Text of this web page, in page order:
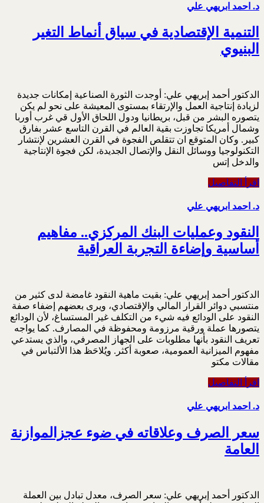
د. احمد ابريهي علي
التنمية الإقتصادية في سياق أنماط التغير
البنيوي
الدكتور أحمد إبريهي علي: أوجدت الثورة الصناعية إمكانات جديدة
لزيادة إنتاجية العمل والإرتقاء بمستوى المعيشة على نحو لم يكن
‏يتصوره البشر من قبل، بريطانيا ودول اللحاق الأول قي غرب أوربا
وشمال أمريكا تجاوزت بقية العالم في ‏القرن التاسع عشر بفارق
كبير. وكان المتوقع ان تتقلص الفجوة في القرن العشرين لإنتشار
التكنولوجيا ‏ووسائل النقل والإتصال الجديدة، لكن فجوة الإنتاجية
والدخل إتس
اقرأ التفاصيل
د. احمد ابريهي علي
النقود وعمليات البنك المركزي.. مفاهيم
أساسية وإضاءة التجربة العراقية
الدكتور أحمد إبريهي علي: بقيت ماهية النقود غامضة لدى كثير من
منتسبي دوائر القرار المالي والإقتصادي، ويرى بعضهم إضفاء ‏صفة
النقود على الودائع فيه شيء من التكلف غير المستساغ، لأن الودائع
يتصورها عملة ورقية مرزومة ‏ومحفوظة في المصارف. كما يواجه
تعريف النقود بأنها مطلوبات على الجهاز المصرفي، والذي يستدعي
‏مفهوم الميزانية العمومية، صعوبة أكثر. ويُلاحَظ هذا الألتباس في
مقالات مكتو
اقرأ التفاصيل
د. احمد ابريهي علي
سعر الصرف وعلاقاته في ضوء عجزالموازنة
العامة
الدكتور أحمد إبريهي علي: سعر الصرف، معدل تبادل بين العملة